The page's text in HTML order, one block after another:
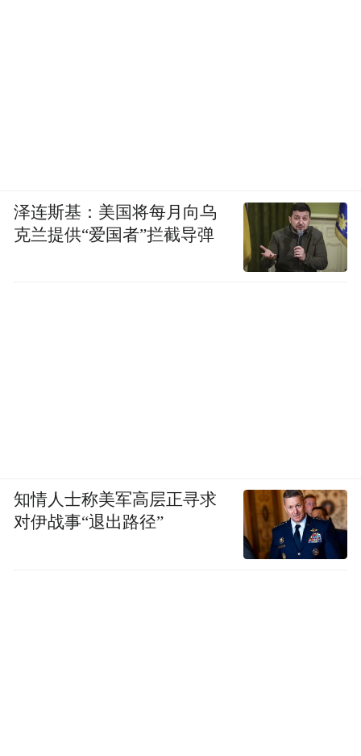
泽连斯基：美国将每月向乌
克兰提供“爱国者”拦截导弹
知情人士称美军高层正寻求
对伊战事“退出路径”